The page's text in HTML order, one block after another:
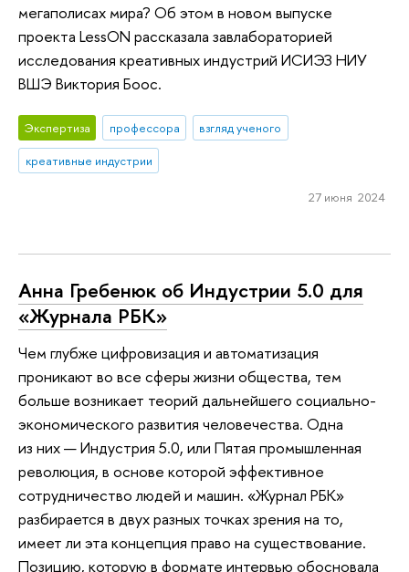
мегаполисах мира? Об этом в новом выпуске
проекта LessON рассказала завлабораторией
исследования креативных индустрий ИСИЭЗ НИУ
ВШЭ Виктория Боос.
Экспертиза профессора
взгляд ученого
креативные индустрии
27 июня 2024
Анна Гребенюк об Индустрии 5.0 для
«Журнала РБК»
Чем глубже цифровизация и автоматизация
проникают во все сферы жизни общества, тем
больше возникает теорий дальнейшего социально-
экономического развития человечества. Одна
из них — Индустрия 5.0, или Пятая промышленная
революция, в основе которой эффективное
сотрудничество людей и машин. «Журнал РБК»
разбирается в двух разных точках зрения на то,
имеет ли эта концепция право на существование.
Позицию, которую в формате интервью обосновала